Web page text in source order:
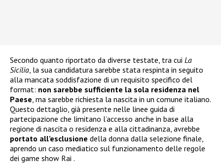
Secondo quanto riportato da diverse testate, tra cui La
Sicilia, la sua candidatura sarebbe stata respinta in seguito
alla mancata soddisfazione di un requisito specifico del
format: non sarebbe sufficiente la sola residenza nel
Paese, ma sarebbe richiesta la nascita in un comune italiano.
Questo dettaglio, già presente nelle linee guida di
partecipazione che limitano l’accesso anche in base alla
regione di nascita o residenza e alla cittadinanza, avrebbe
portato all’esclusione della donna dalla selezione finale,
aprendo un caso mediatico sul funzionamento delle regole
dei game show Rai .